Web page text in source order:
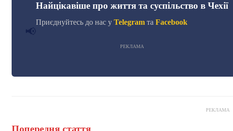
📢
Найцікавіше про життя та суспільство в Чехії
Приєднуйтесь до нас у Telegram та Facebook
РЕКЛАМА
РЕКЛАМА
Попередня стаття